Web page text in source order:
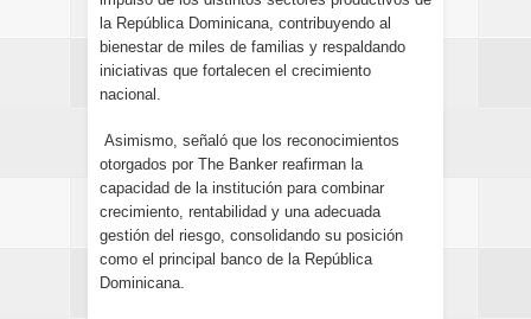
la República Dominicana, contribuyendo al
bienestar de miles de familias y respaldando
iniciativas que fortalecen el crecimiento
nacional.
Asimismo, señaló que los reconocimientos
otorgados por The Banker reafirman la
capacidad de la institución para combinar
crecimiento, rentabilidad y una adecuada
gestión del riesgo, consolidando su posición
como el principal banco de la República
Dominicana.